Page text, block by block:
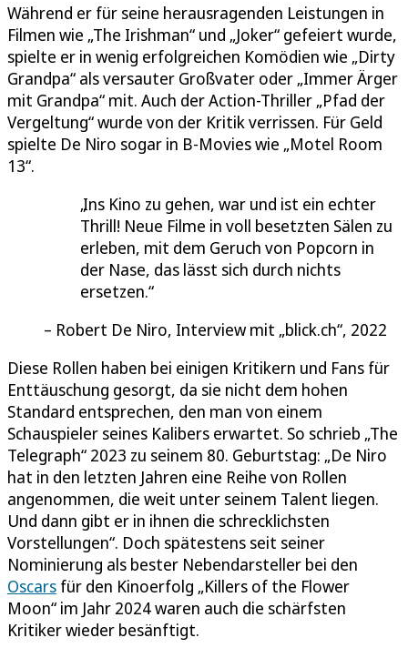
Während er für seine herausragenden Leistungen in
Filmen wie „The Irishman“ und „Joker“ gefeiert wurde,
spielte er in wenig erfolgreichen Komödien wie „Dirty
Grandpa“ als versauter Großvater oder „Immer Ärger
mit Grandpa“ mit. Auch der Action-Thriller „Pfad der
Vergeltung“ wurde von der Kritik verrissen. Für Geld
spielte De Niro sogar in B-Movies wie „Motel Room
13“.
Ins Kino zu gehen, war und ist ein echter
Thrill! Neue Filme in voll besetzten Sälen zu
erleben, mit dem Geruch von Popcorn in
der Nase, das lässt sich durch nichts
ersetzen.
Robert De Niro, Interview mit „blick.ch“, 2022
Diese Rollen haben bei einigen Kritikern und Fans für
Enttäuschung gesorgt, da sie nicht dem hohen
Standard entsprechen, den man von einem
Schauspieler seines Kalibers erwartet. So schrieb „The
Telegraph“ 2023 zu seinem 80. Geburtstag: „De Niro
hat in den letzten Jahren eine Reihe von Rollen
angenommen, die weit unter seinem Talent liegen.
Und dann gibt er in ihnen die schrecklichsten
Vorstellungen“. Doch spätestens seit seiner
Nominierung als bester Nebendarsteller bei den
Oscars für den Kinoerfolg „Killers of the Flower
Moon“ im Jahr 2024 waren auch die schärfsten
Kritiker wieder besänftigt.